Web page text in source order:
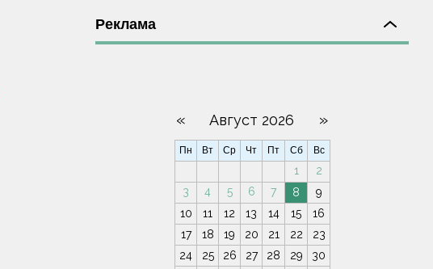
Реклама
« Август 2026 »
Пн Вт Ср Чт Пт Сб Вс
1
2
3
4 5 6 7 8
9
10
11 12 13 14 15
16
17
18 19 20 21 22
23
24
25 26 27 28 29
30